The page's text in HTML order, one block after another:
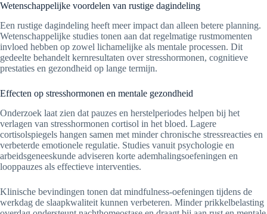
Wetenschappelijke voordelen van rustige dagindeling
Een rustige dagindeling heeft meer impact dan alleen betere planning.
Wetenschappelijke studies tonen aan dat regelmatige rustmomenten
invloed hebben op zowel lichamelijke als mentale processen. Dit
gedeelte behandelt kernresultaten over stresshormonen, cognitieve
prestaties en gezondheid op lange termijn.
Effecten op stresshormonen en mentale gezondheid
Onderzoek laat zien dat pauzes en herstelperiodes helpen bij het
verlagen van stresshormonen cortisol in het bloed. Lagere
cortisolspiegels hangen samen met minder chronische stressreacties en
verbeterde emotionele regulatie. Studies vanuit psychologie en
arbeidsgeneeskunde adviseren korte ademhalingsoefeningen en
looppauzes als effectieve interventies.
Klinische bevindingen tonen dat mindfulness-oefeningen tijdens de
werkdag de slaapkwaliteit kunnen verbeteren. Minder prikkelbelasting